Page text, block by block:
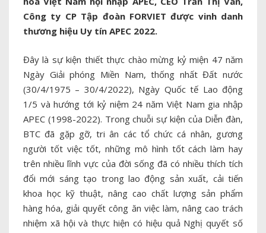
Công ty CP Tập đoàn FORVIET được vinh danh
thương hiệu Uy tín APEC 2022.
Đây là sự kiện thiết thực chào mừng kỷ miện 47 năm
Ngày Giải phóng Miền Nam, thống nhất Đất nước
(30/4/1975 – 30/4/2022), Ngày Quốc tế Lao động
1/5 và hướng tới kỷ niệm 24 năm Việt Nam gia nhập
APEC (1998-2022). Trong chuỗi sự kiện của Diễn đàn,
BTC đã gặp gỡ, tri ân các tổ chức cá nhân, gương
người tốt việc tốt, những mô hình tốt cách làm hay
trên nhiều lĩnh vực của đời sống đã có nhiều thích tích
đổi mới sáng tạo trong lao động sản xuất, cải tiến
khoa học kỹ thuật, nâng cao chất lượng sản phẩm
hàng hóa, giải quyết công ăn việc làm, nâng cao trách
nhiệm xã hội và thực hiện có hiệu quả Nghị quyết số